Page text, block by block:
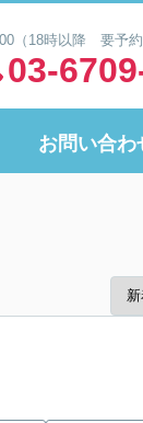
（18時以降 要予
03-
お問い合わ